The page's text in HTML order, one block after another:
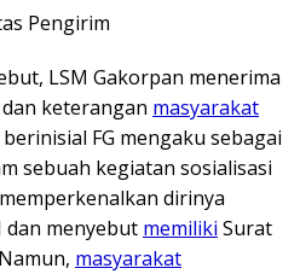
Pengirim
LSM Gakorpan menerima
keterangan masyarakat
FG mengaku sebagai
sebuah kegiatan sosialisasi
dirinya
dan menyebut memiliki Surat
masyarakat